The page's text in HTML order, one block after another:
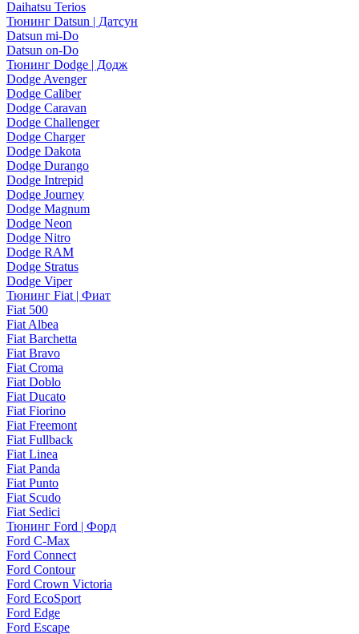
Daihatsu Terios
Тюнинг Datsun | Датсун
Datsun mi-Do
Datsun on-Do
Тюнинг Dodge | Додж
Dodge Avenger
Dodge Caliber
Dodge Caravan
Dodge Challenger
Dodge Charger
Dodge Dakota
Dodge Durango
Dodge Intrepid
Dodge Journey
Dodge Magnum
Dodge Neon
Dodge Nitro
Dodge RAM
Dodge Stratus
Dodge Viper
Тюнинг Fiat | Фиат
Fiat 500
Fiat Albea
Fiat Barchetta
Fiat Bravo
Fiat Croma
Fiat Doblo
Fiat Ducato
Fiat Fiorino
Fiat Freemont
Fiat Fullback
Fiat Linea
Fiat Panda
Fiat Punto
Fiat Scudo
Fiat Sedici
Тюнинг Ford | Форд
Ford C-Max
Ford Connect
Ford Contour
Ford Crown Victoria
Ford EcoSport
Ford Edge
Ford Escape